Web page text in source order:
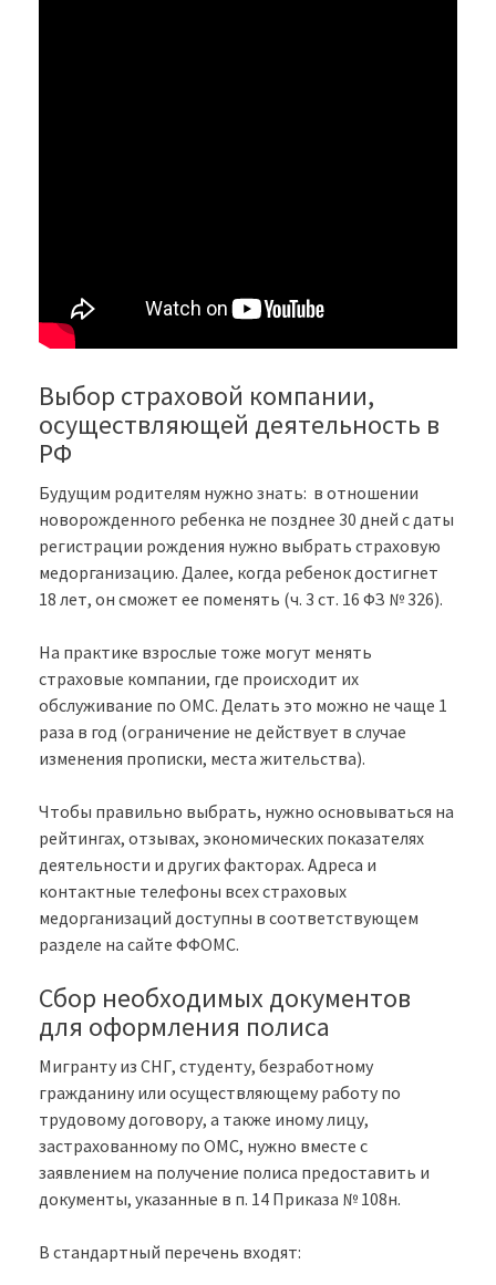
Выбор страховой компании,
осуществляющей деятельность в
РФ
Будущим родителям нужно знать: в отношении
новорожденного ребенка не позднее 30 дней с даты
регистрации рождения нужно выбрать страховую
медорганизацию. Далее, когда ребенок достигнет
18 лет, он сможет ее поменять (ч. 3 ст. 16 ФЗ № 326).
На практике взрослые тоже могут менять
страховые компании, где происходит их
обслуживание по ОМС. Делать это можно не чаще 1
раза в год (ограничение не действует в случае
изменения прописки, места жительства).
Чтобы правильно выбрать, нужно основываться на
рейтингах, отзывах, экономических показателях
деятельности и других факторах. Адреса и
контактные телефоны всех страховых
медорганизаций доступны в соответствующем
разделе на сайте ФФОМС.
Сбор необходимых документов
для оформления полиса
Мигранту из СНГ, студенту, безработному
гражданину или осуществляющему работу по
трудовому договору, а также иному лицу,
застрахованному по ОМС, нужно вместе с
заявлением на получение полиса предоставить и
документы, указанные в п. 14 Приказа № 108н.
В стандартный перечень входят: